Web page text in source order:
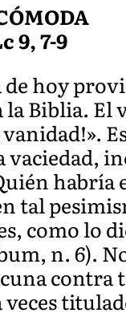
9, 7-9
hoy
la Biblia. El
vaciedad,
tal
como lo
n. 6).
contra
veces